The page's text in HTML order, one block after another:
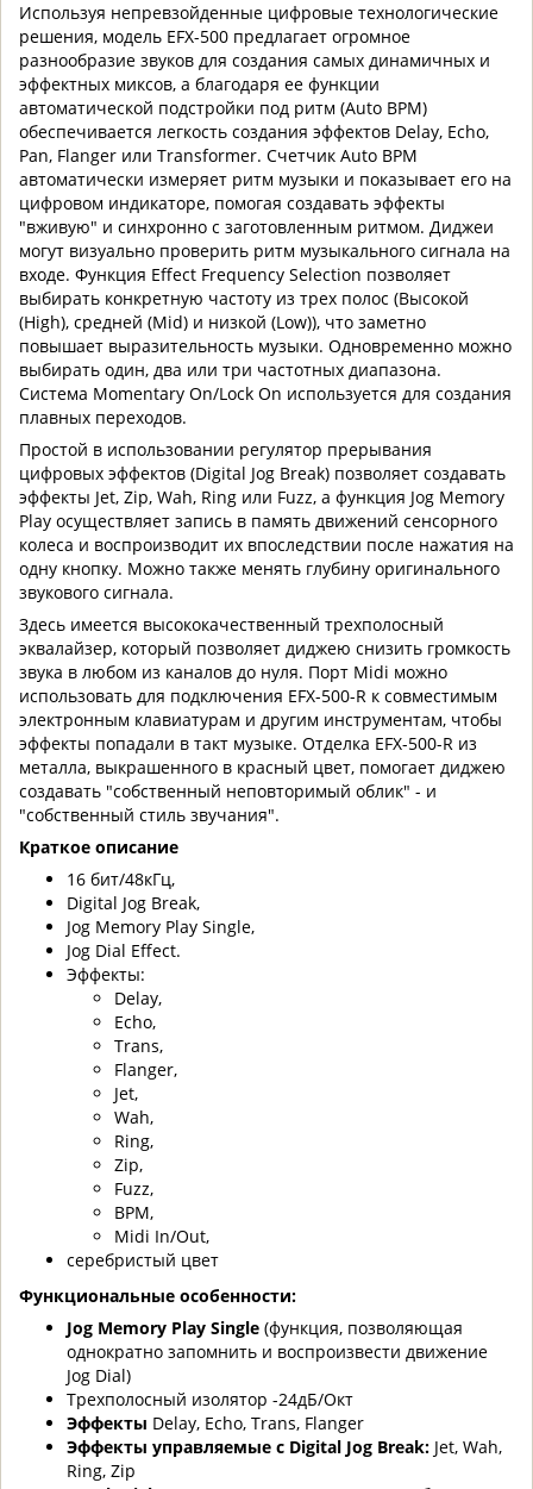
Используя непревзойденные цифровые технологические
решения, модель EFX-500 предлагает огромное
разнообразие звуков для создания самых динамичных и
эффектных миксов, а благодаря ее функции
автоматической подстройки под ритм (Auto BPM)
обеспечивается легкость создания эффектов Delay, Echo,
Pan, Flanger или Transformer. Счетчик Auto BPM
автоматически измеряет ритм музыки и показывает его на
цифровом индикаторе, помогая создавать эффекты
"вживую" и синхронно с заготовленным ритмом. Диджеи
могут визуально проверить ритм музыкального сигнала на
входе. Функция Effect Frequency Selection позволяет
выбирать конкретную частоту из трех полос (Высокой
(High), средней (Mid) и низкой (Low)), что заметно
повышает выразительность музыки. Одновременно можно
выбирать один, два или три частотных диапазона.
Система Momentary On/Lock On используется для создания
плавных переходов.
Простой в использовании регулятор прерывания
цифровых эффектов (Digital Jog Break) позволяет создавать
эффекты Jet, Zip, Wah, Ring или Fuzz, а функция Jog Memory
Play осуществляет запись в память движений сенсорного
колеса и воспроизводит их впоследствии после нажатия на
одну кнопку. Можно также менять глубину оригинального
звукового сигнала.
Здесь имеется высококачественный трехполосный
эквалайзер, который позволяет диджею снизить громкость
звука в любом из каналов до нуля. Порт Midi можно
использовать для подключения EFX-500-R к совместимым
электронным клавиатурам и другим инструментам, чтобы
эффекты попадали в такт музыке. Отделка EFX-500-R из
металла, выкрашенного в красный цвет, помогает диджею
создавать "собственный неповторимый облик" - и
"собственный стиль звучания".
Краткое описание
16 бит/48кГц,
Digital Jog Break,
Jog Memory Play Single,
Jog Dial Effect.
Эффекты:
Delay,
Echo,
Trans,
Flanger,
Jet,
Wah,
Ring,
Zip,
Fuzz,
BPM,
Midi In/Out,
серебристый цвет
Функциональные особенности:
Jog Memory Play Single (функция, позволяющая
однократно запомнить и воспроизвести движение
Jog Dial)
Трехполосный изолятор -24дБ/Окт
Эффекты Delay, Echo, Trans, Flanger
Эффекты управляемые с Digital Jog Break: Jet, Wah,
Ring, Zip